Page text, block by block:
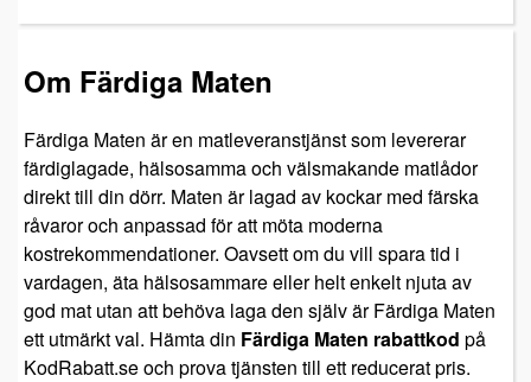
Om Färdiga Maten
Färdiga Maten är en matleveranstjänst som levererar
färdiglagade, hälsosamma och välsmakande matlådor
direkt till din dörr. Maten är lagad av kockar med färska
råvaror och anpassad för att möta moderna
kostrekommendationer. Oavsett om du vill spara tid i
vardagen, äta hälsosammare eller helt enkelt njuta av
god mat utan att behöva laga den själv är Färdiga Maten
ett utmärkt val. Hämta din Färdiga Maten rabattkod på
KodRabatt.se och prova tjänsten till ett reducerat pris.